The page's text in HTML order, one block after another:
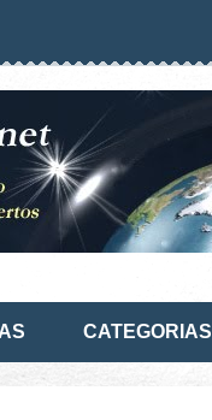
CATEGORIAS